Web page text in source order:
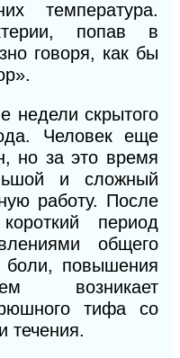
температура.
попав в
говоря, как бы
недели скрытого
Человек еще
но за это время
и сложный
работу. После
период
общего
боли, повышения
возникает
тифа со
течения.